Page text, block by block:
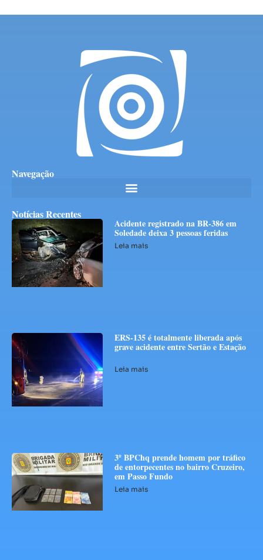
Navegação
Notícias Recentes
Acidente registrado na BR-386 em
Soledade deixa 3 pessoas feridas
Leia mais
ERS-135 é totalmente liberada após
grave acidente entre Sertão e Estação
Leia mais
3º BPChq prende homem por tráfico
de entorpecentes no bairro Cruzeiro,
em Passo Fundo
Leia mais